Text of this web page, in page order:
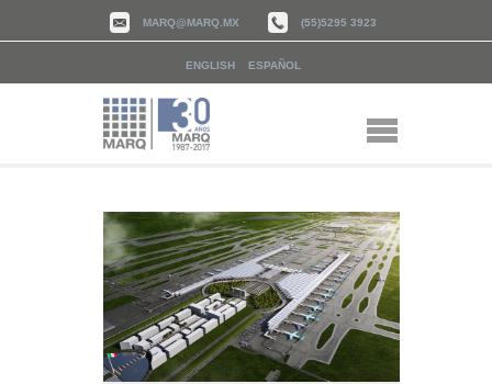
MARQ@MARQ.MX (55)5295 3923
ENGLISH ESPAÑOL